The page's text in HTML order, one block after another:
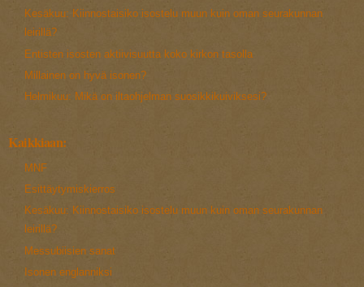
Kesäkuu: Kiinnostaisiko isostelu muun kuin oman seurakunnan
leirillä?
Entisten isosten aktiivisuutta koko kirkon tasolla
Millainen on hyvä isonen?
Helmikuu: Mikä on iltaohjelman suosikkikuiviksesi?
Kaikkiaan:
MNF
Esittäytymiskierros
Kesäkuu: Kiinnostaisiko isostelu muun kuin oman seurakunnan
leirillä?
Messubiisien sanat
Isonen englanniksi